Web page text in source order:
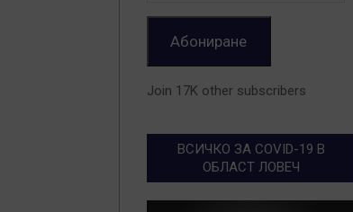
Абониране
Join 17K other subscribers
ВСИЧКО ЗА COVID-19 В
ОБЛАСТ ЛОВЕЧ